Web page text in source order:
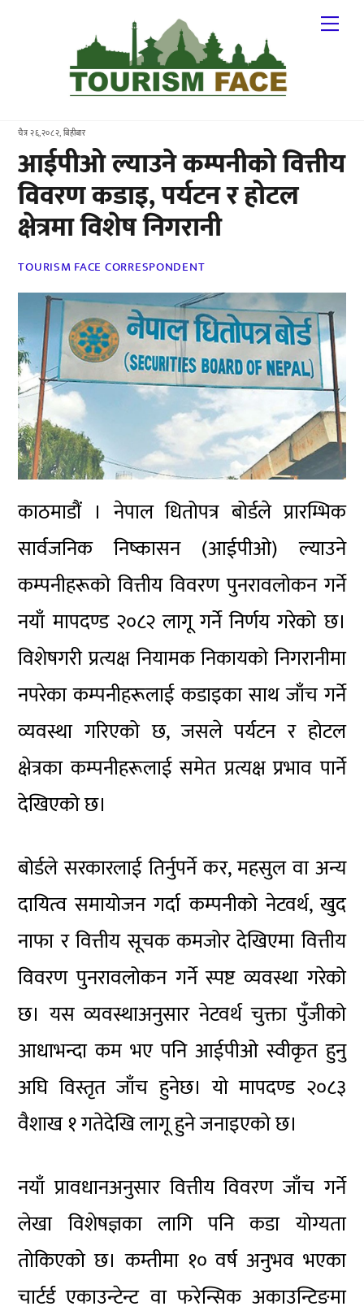
चैत्र २६,२०८२, बिहीबार
आईपीओ ल्याउने कम्पनीको वित्तीय
विवरण कडाइ, पर्यटन र होटल
क्षेत्रमा विशेष निगरानी
TOURISM FACE CORRESPONDENT
काठमाडौं । नेपाल धितोपत्र बोर्डले प्रारम्भिक
सार्वजनिक निष्कासन (आईपीओ) ल्याउने
कम्पनीहरूको वित्तीय विवरण पुनरावलोकन गर्ने
नयाँ मापदण्ड २०८२ लागू गर्ने निर्णय गरेको छ।
विशेषगरी प्रत्यक्ष नियामक निकायको निगरानीमा
नपरेका कम्पनीहरूलाई कडाइका साथ जाँच गर्ने
व्यवस्था गरिएको छ, जसले पर्यटन र होटल
क्षेत्रका कम्पनीहरूलाई समेत प्रत्यक्ष प्रभाव पार्ने
देखिएको छ।
बोर्डले सरकारलाई तिर्नुपर्ने कर, महसुल वा अन्य
दायित्व समायोजन गर्दा कम्पनीको नेटवर्थ, खुद
नाफा र वित्तीय सूचक कमजोर देखिएमा वित्तीय
विवरण पुनरावलोकन गर्ने स्पष्ट व्यवस्था गरेको
छ। यस व्यवस्थाअनुसार नेटवर्थ चुक्ता पुँजीको
आधाभन्दा कम भए पनि आईपीओ स्वीकृत हुनु
अघि विस्तृत जाँच हुनेछ। यो मापदण्ड २०८३
वैशाख १ गतेदेखि लागू हुने जनाइएको छ।
नयाँ प्रावधानअनुसार वित्तीय विवरण जाँच गर्ने
लेखा विशेषज्ञका लागि पनि कडा योग्यता
तोकिएको छ। कम्तीमा १० वर्ष अनुभव भएका
चार्टर्ड एकाउन्टेन्ट वा फरेन्सिक अकाउन्टिङमा